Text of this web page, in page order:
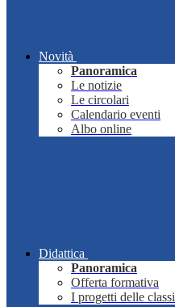
Novità
Panoramica
Le notizie
Le circolari
Calendario eventi
Albo online
Didattica
Panoramica
Offerta formativa
I progetti delle classi